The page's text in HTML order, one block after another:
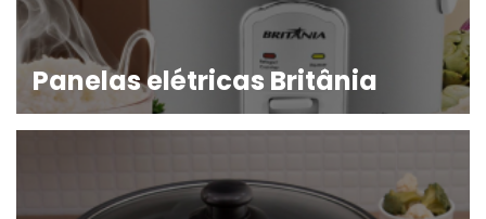
Panelas elétricas Britânia